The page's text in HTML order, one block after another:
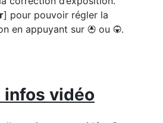
] pour pouvoir régler la
en appuyant sur 1 ou 3.
vidéo